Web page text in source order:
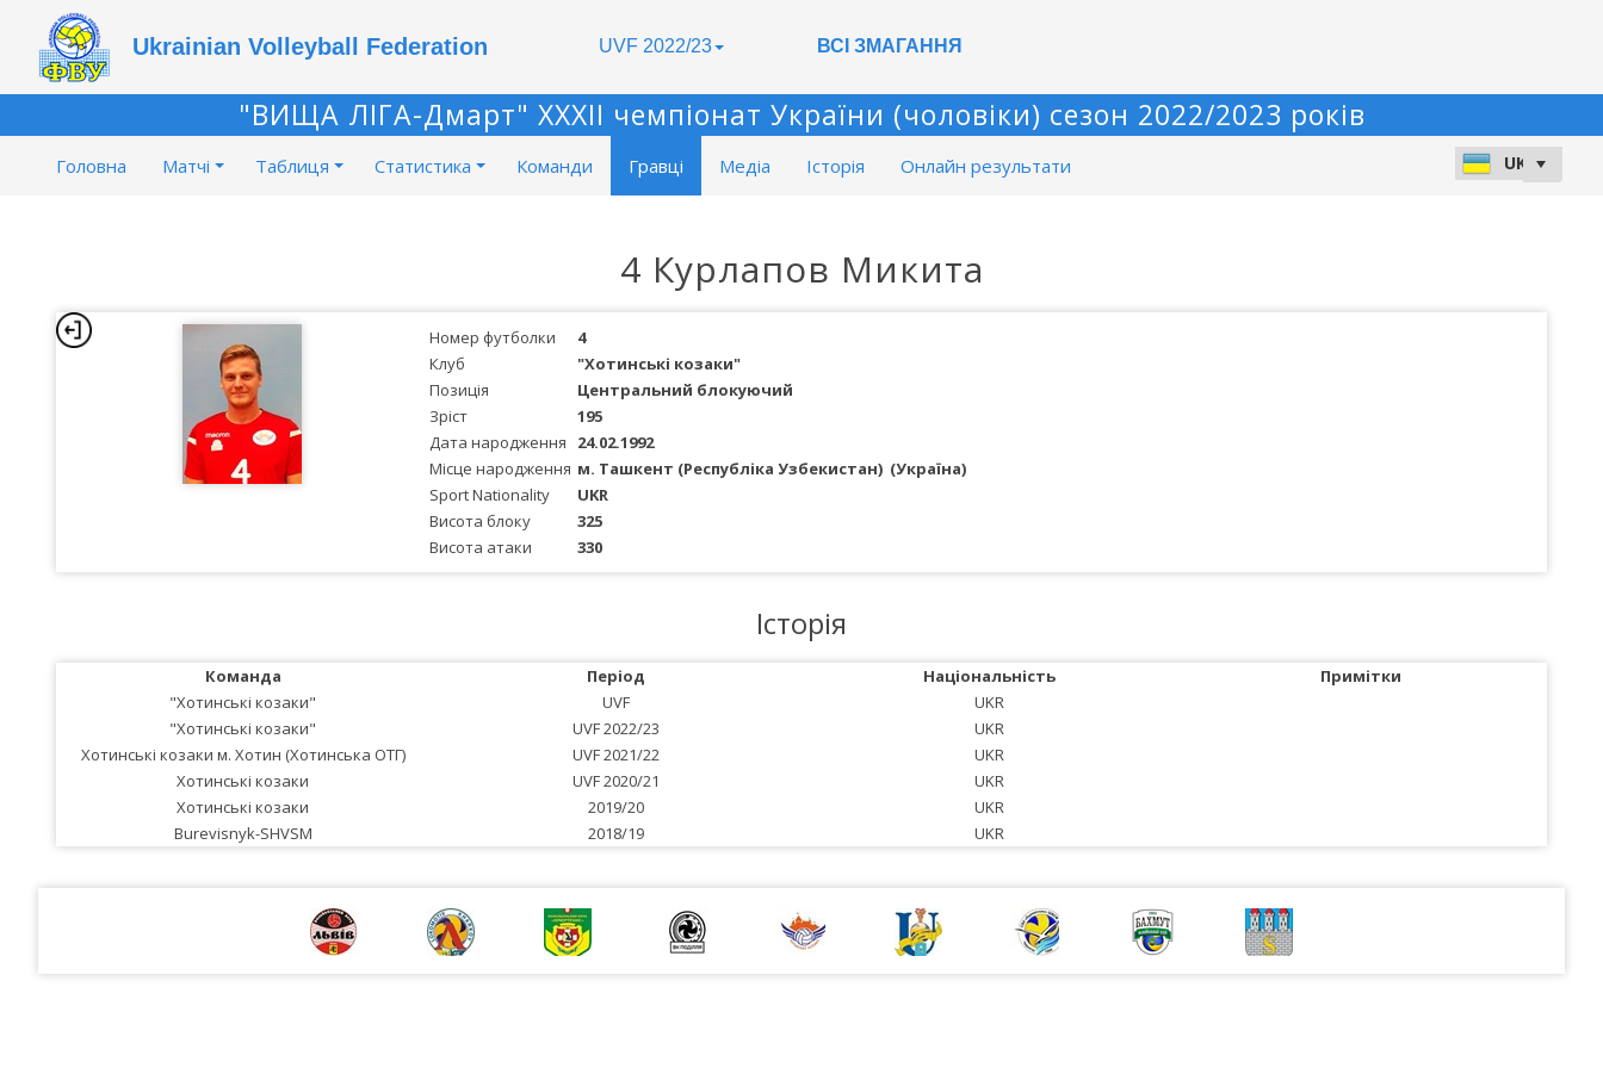
Ukrainian Volleyball Federation UVF 2022/23 ВСІ ЗМАГАННЯ
"ВИЩА ЛІГА-Дмарт" XXXII чемпіонат України (чоловіки) сезон 2022/2023 років
Головна Матчі Таблиця Статистика Команди Гравці Медіа Історія Онлайн результати
4 Курлапов Микита
Номер футболки
4
Клуб
"Хотинські козаки"
Позиція
Центральний блокуючий
Зріст
195
Дата народження
24.02.1992
Місце народження м. Ташкент (Республіка Узбекистан) (Україна)
Sport Nationality
UKR
Висота блоку
325
Висота атаки
330
Історія
Команда Період Національність
Примітки
"Хотинські козаки"
UVF
UKR
"Хотинські козаки"
UVF 2022/23
UKR
Хотинські козаки м. Хотин (Хотинська ОТГ)
UVF 2021/22
UKR
Хотинські козаки
UVF 2020/21
UKR
Хотинські козаки
2019/20
UKR
Burevisnyk-SHVSM
2018/19 UKR